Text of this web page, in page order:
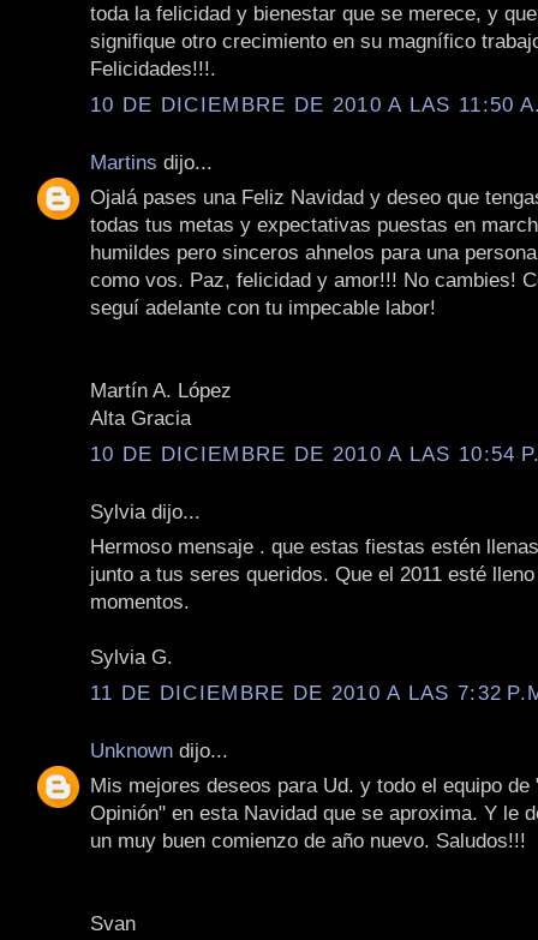
toda la felicidad y bienestar que se merece, y
signifique otro crecimiento en su magnífico
Felicidades!!!.
10 DE DICIEMBRE DE 2010 A LAS 11:50
Martins dijo...
Ojalá pases una Feliz Navidad y deseo que
todas tus metas y expectativas puestas en
humildes pero sinceros ahnelos para una
como vos. Paz, felicidad y amor!!! No cambies!
seguí adelante con tu impecable labor!
Martín A. López
Alta Gracia
10 DE DICIEMBRE DE 2010 A LAS 10:54
Sylvia dijo...
Hermoso mensaje . que estas fiestas estén
junto a tus seres queridos. Que el 2011 esté
momentos.
Sylvia G.
11 DE DICIEMBRE DE 2010 A LAS 7:32
Unknown dijo...
Mis mejores deseos para Ud. y todo el equipo de
Opinión" en esta Navidad que se aproxima. Y le
un muy buen comienzo de año nuevo. Saludos!!!
Svan